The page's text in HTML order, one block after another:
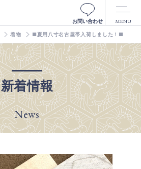
MENU
お問い合わせ
着物 ■夏用八寸名古屋帯入荷しました！■
新着情報
News